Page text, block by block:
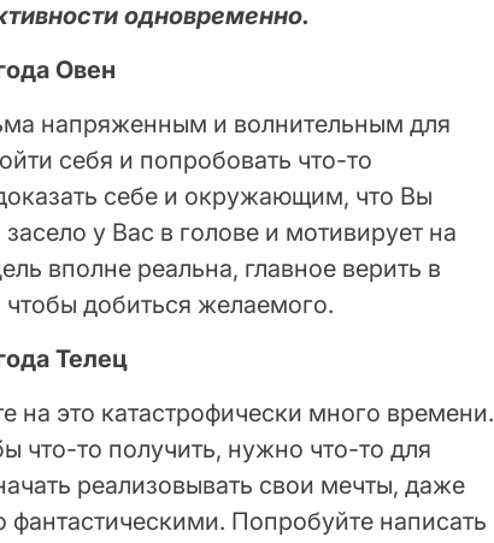
одновременно.
Овен
напряженным и волнительным для
себя и попробовать что-то
себе и окружающим, что Вы
у Вас в голове и мотивирует на
вполне реальна, главное верить в
добиться желаемого.
Телец
на это катастрофически много времени.
что-то получить, нужно что-то для
реализовывать свои мечты, даже
Попробуйте написать